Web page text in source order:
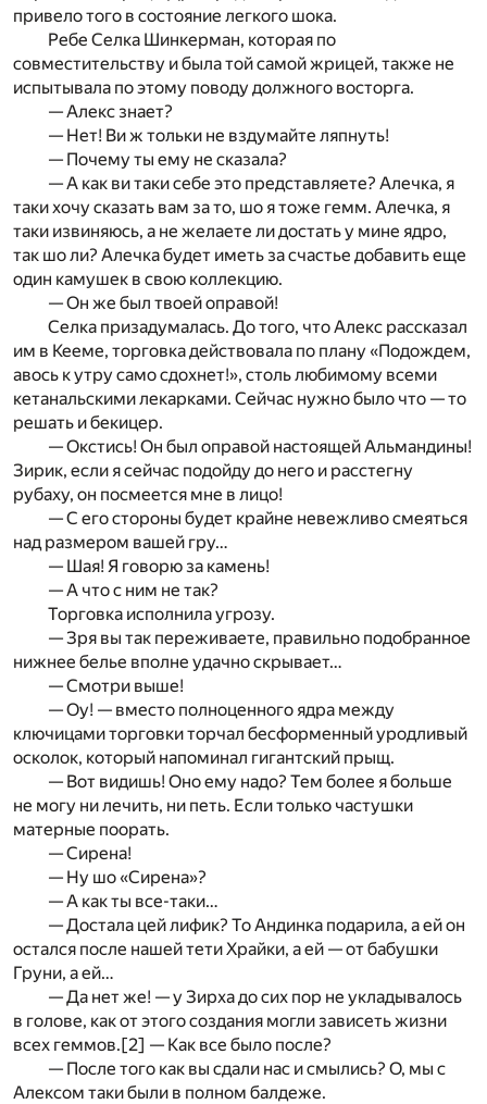
привело того в состояние легкого шока.
Ребе Селка Шинкерман, которая по
совместительству и была той самой жрицей, также не
испытывала по этому поводу должного восторга.
— Алекс знает?
— Нет! Ви ж тольки не вздумайте ляпнуть!
— Почему ты ему не сказала?
— А как ви таки себе это представляете? Алечка, я
таки хочу сказать вам за то, шо я тоже гемм. Алечка, я
таки извиняюсь, а не желаете ли достать у мине ядро,
так шо ли? Алечка будет иметь за счастье добавить еще
один камушек в свою коллекцию.
— Он же был твоей оправой!
Селка призадумалась. До того, что Алекс рассказал
им в Кееме, торговка действовала по плану «Подождем,
авось к утру само сдохнет!», столь любимому всеми
кетанальскими лекарками. Сейчас нужно было что — то
решать и бекицер.
— Окстись! Он был оправой настоящей Альмандины!
Зирик, если я сейчас подойду до него и расстегну
рубаху, он посмеется мне в лицо!
— С его стороны будет крайне невежливо смеяться
над размером вашей гру…
— Шая! Я говорю за камень!
— А что с ним не так?
Торговка исполнила угрозу.
— Зря вы так переживаете, правильно подобранное
нижнее белье вполне удачно скрывает…
— Смотри выше!
— Оу! — вместо полноценного ядра между
ключицами торговки торчал бесформенный уродливый
осколок, который напоминал гигантский прыщ.
— Вот видишь! Оно ему надо? Тем более я больше
не могу ни лечить, ни петь. Если только частушки
матерные поорать.
— Сирена!
— Ну шо «Сирена»?
— А как ты все-таки…
— Достала цей лифик? То Андинка подарила, а ей он
остался после нашей тети Храйки, а ей — от бабушки
Груни, а ей…
— Да нет же! — у Зирха до сих пор не укладывалось
в голове, как от этого создания могли зависеть жизни
всех геммов.[2] — Как все было после?
— После того как вы сдали нас и смылись? О, мы с
Алексом таки были в полном балдеже.